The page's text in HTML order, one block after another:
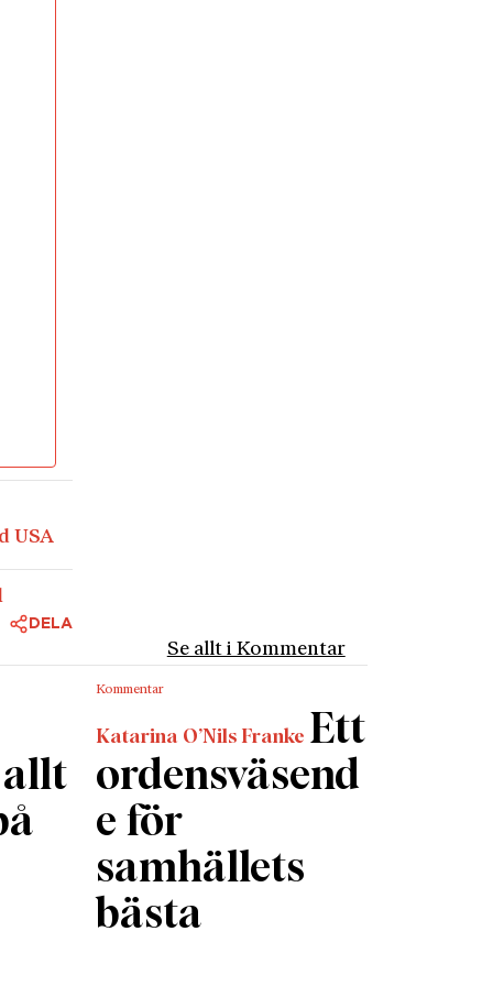
det i
ny
som
Vad
är
har
i
USA
DELA
Se allt i Kommentar
allt
Kommentar
Katarina O’Nils Franke Ett
ordensväsend
e för
samhällets
bästa